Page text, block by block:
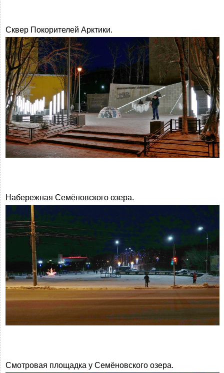
Сквер Покорителей Арктики.
Набережная Семёновского озера.
Смотровая площадка у Семёновского озера.